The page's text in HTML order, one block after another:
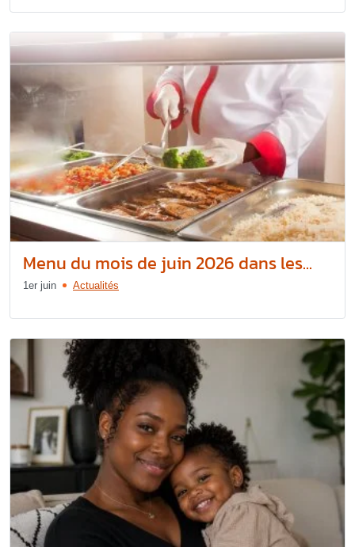
Menu du mois de juin 2026 dans les...
1er juin Actualités